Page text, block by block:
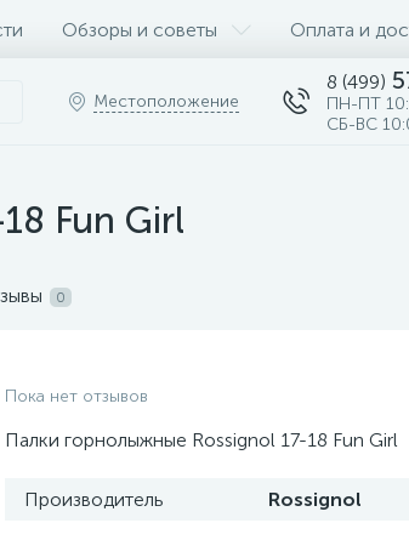
Обзоры и советы Оплата и
Местоположение
8 (499)
ПН-ПТ
СБ-ВС
Fun Girl
0
Пока нет отзывов
Палки горнолыжные Rossignol 17-18 Fun Girl
Производитель Rossignol